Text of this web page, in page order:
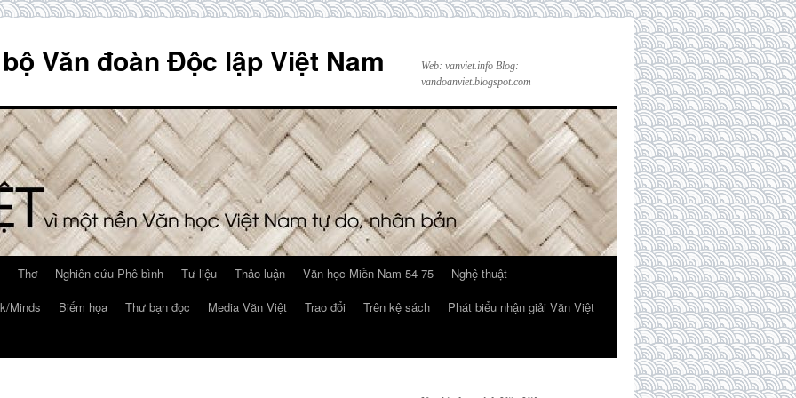
Văn đoàn Độc lập Việt Nam
Web: vanviet.info Blog:
vandoanviet.blogspot.com
Thơ Nghiên cứu Phê bình Tư liệu Thảo luận Văn học Miền Nam 54-75
Nghệ thuật
Minds Biếm họa Thư bạn đọc Media Văn Việt Trao đổi Trên kệ sách
Phát biểu nhận giải Văn Việt